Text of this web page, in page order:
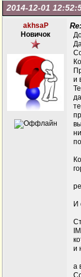
2014-12-01
akhsaP
Новичок
и
И
и
а